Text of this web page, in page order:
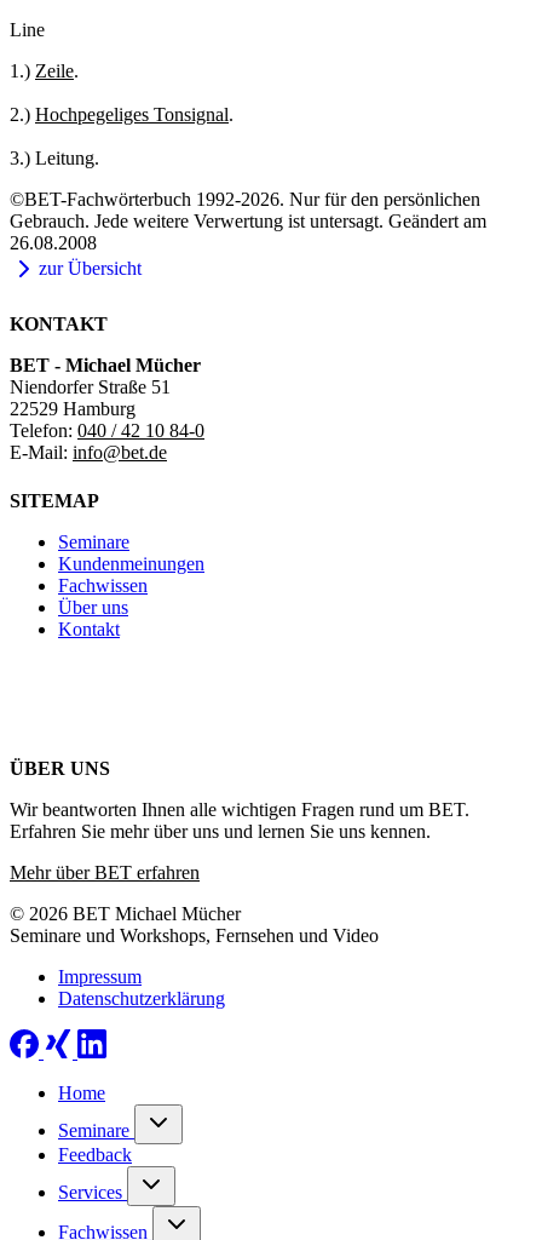
Line
1.) Zeile.
2.) Hochpegeliges Tonsignal.
3.) Leitung.
©BET-Fachwörterbuch 1992-2026. Nur für den persönlichen
Gebrauch. Jede weitere Verwertung ist untersagt. Geändert am
26.08.2008
zur Übersicht
KONTAKT
BET - Michael Mücher
Niendorfer Straße 51
22529 Hamburg
Telefon: 040 / 42 10 84-0
E-Mail: info@bet.de
SITEMAP
Seminare
Kundenmeinungen
Fachwissen
Über uns
Kontakt
ÜBER UNS
Wir beantworten Ihnen alle wichtigen Fragen rund um BET.
Erfahren Sie mehr über uns und lernen Sie uns kennen.
Mehr über BET erfahren
© 2026 BET Michael Mücher
Seminare und Workshops, Fernsehen und Video
Impressum
Datenschutzerklärung
Home
Seminare
Feedback
Services
Fachwissen